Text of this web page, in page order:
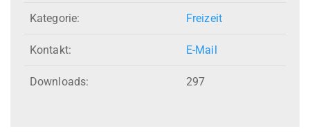
Kategorie: Freizeit
Kontakt: E-Mail
Downloads: 297